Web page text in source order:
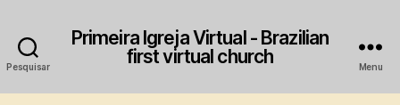
Pesquisar
Primeira Igreja Virtual - Brazilian
first virtual church
Menu